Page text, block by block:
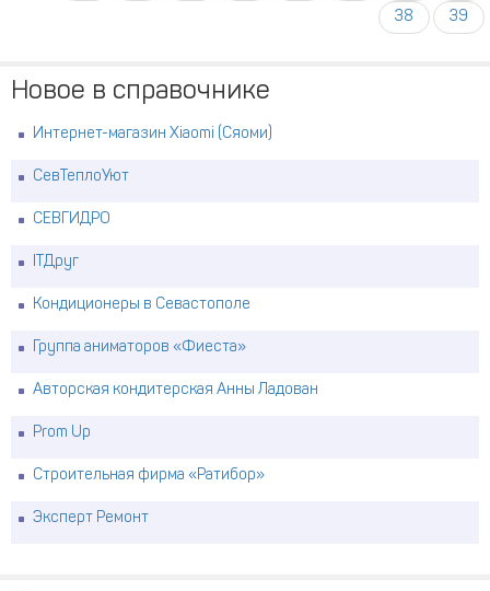
38
39
Новое в справочнике
Интернет-магазин Xiaomi (Сяоми)
СевТеплоУют
СЕВГИДРО
ITДруг
Кондиционеры в Севастополе
Группа аниматоров «Фиеста»
Авторская кондитерская Анны Ладован
Prom Up
Строительная фирма «Ратибор»
Эксперт Ремонт